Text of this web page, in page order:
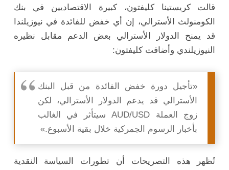
قالت كريستينا كليفتون، كبيرة الاقتصاديين في بنك
الكومنولث الأسترالي، إن أي خفض للفائدة في نيوزيلندا
قد يمنح الدولار الأسترالي بعض الدعم مقابل نظيره
النيوزيلندي وأضافت كليفتون:
«تأجيل دورة خفض الفائدة من قبل البنك
الأسترالي قد يدعم الدولار الأسترالي، لكن
زوج العملة AUD/USD سيتأثر في الغالب
بأخبار الرسوم الجمركية خلال بقية الأسبوع.»
تُظهر هذه التصريحات أن تطورات السياسة النقدية